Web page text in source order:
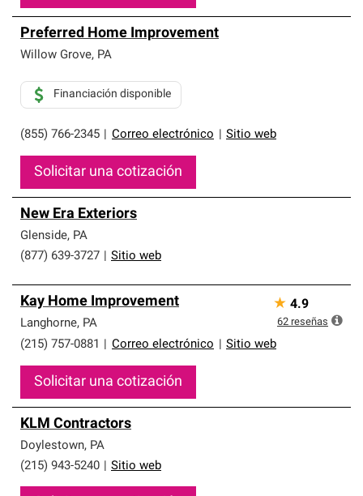
Preferred Home Improvement
Willow Grove, PA
(855) 766-2345 Correo electrónico Sitio web
Financiación disponible
Solicitar una cotización
New Era Exteriors
Glenside, PA
(877) 639-3727
Sitio web
Kay Home Improvement
Langhorne, PA
(215) 757-0881
Correo electrónico Sitio web
Solicitar una cotización
★ 4.9
62 reseñas
KLM Contractors
Doylestown, PA
(215) 943-5240
Sitio web